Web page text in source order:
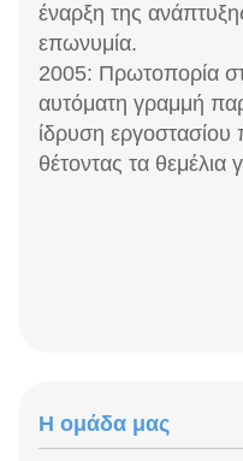
έναρξη της
επωνυμία.
2005: Πρωτοπορία
αυτόματη γραμμή
ίδρυση
θέτοντας τα θεμέλια
Η ομάδα μας